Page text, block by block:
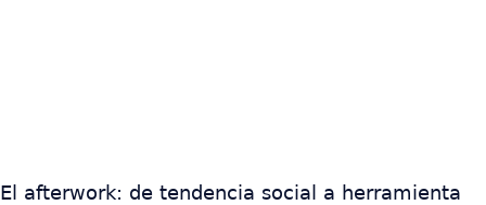
El afterwork: de tendencia social a herramienta